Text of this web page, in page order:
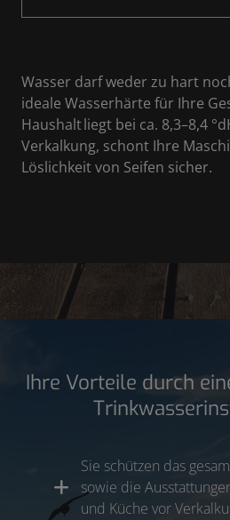
Wasser darf weder zu hart
ideale Wasserhärte für Ihre
Haushalt liegt bei ca. 8,3–8,4
Verkalkung, schont Ihre
Löslichkeit von Seifen sicher.
Ihre Vorteile durch
Sie schützen das
sowie die
und Küche vor